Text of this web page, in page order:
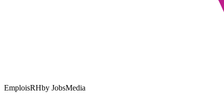
EmploisRHby JobsMedia